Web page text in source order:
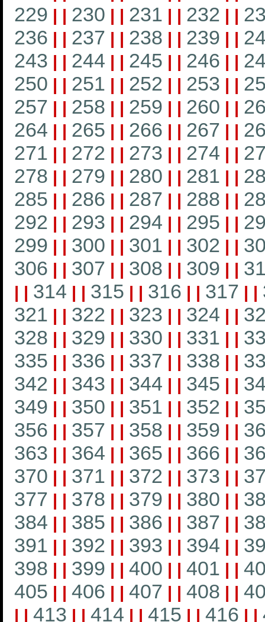
229 | | 230 | | 231 | | 232 | |
236 | | 237 | | 238 | | 239 | |
243 | | 244 | | 245 | | 246 | |
250 | | 251 | | 252 | | 253 | |
257 | | 258 | | 259 | | 260 | |
264 | | 265 | | 266 | | 267 | |
271 | | 272 | | 273 | | 274 | |
278 | | 279 | | 280 | | 281 | |
285 | | 286 | | 287 | | 288 | |
292 | | 293 | | 294 | | 295 | |
299 | | 300 | | 301 | | 302 | |
306 | | 307 | | 308 | | 309 | |
| | 314 | | 315 | | 316 | | 317 | |
321 | | 322 | | 323 | | 324 | |
328 | | 329 | | 330 | | 331 | |
335 | | 336 | | 337 | | 338 | |
342 | | 343 | | 344 | | 345 | |
349 | | 350 | | 351 | | 352 | |
356 | | 357 | | 358 | | 359 | |
363 | | 364 | | 365 | | 366 | |
370 | | 371 | | 372 | | 373 | |
377 | | 378 | | 379 | | 380 | |
384 | | 385 | | 386 | | 387 | |
391 | | 392 | | 393 | | 394 | |
398 | | 399 | | 400 | | 401 | |
405 | | 406 | | 407 | | 408 | |
| | 413 | | 414 | | 415 | | 416 | |